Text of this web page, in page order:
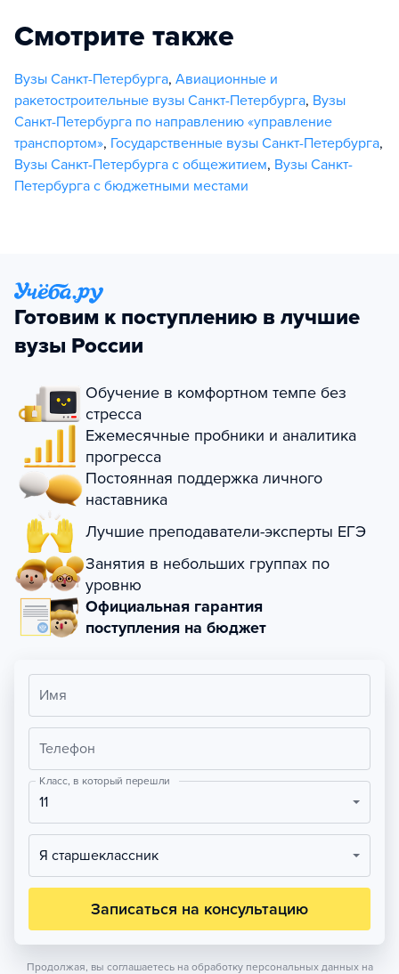
Смотрите также
Вузы Санкт-Петербурга, Авиационные и
ракетостроительные вузы Санкт-Петербурга, Вузы
Санкт-Петербурга по направлению «управление
транспортом», Государственные вузы Санкт-Петербурга,
Вузы Санкт-Петербурга с общежитием, Вузы Санкт-
Петербурга с бюджетными местами
Готовим к поступлению в лучшие
вузы России
Обучение в комфортном темпе без
стресса
Ежемесячные пробники и аналитика
прогресса
Постоянная поддержка личного
наставника
Лучшие преподаватели-эксперты ЕГЭ
Занятия в небольших группах по
уровню
Официальная гарантия
поступления на бюджет
Имя
Телефон
Класс, в который перешли
11
Я старшеклассник
Записаться на консультацию
Продолжая, вы соглашаетесь на обработку персональных данных на